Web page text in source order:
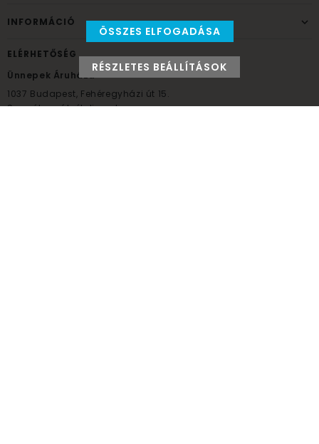
INFORMÁCIÓ
ELÉRHETŐSÉG
Ünnepek Áruháza
1037 Budapest, Fehéregyházi út 15.
Személyes átvételi pont
ÖSSZES ELFOGADÁSA
RÉSZLETES BEÁLLÍTÁSOK